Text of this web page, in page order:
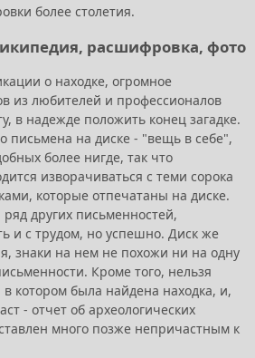
более столетия.
расшифровка, фото
о находке, огромное
из любителей и профессионалов
в надежде положить конец загадке.
письмена на диске - "вещь в себе",
более нигде, так что
изворачиваться с теми сорока
которые отпечатаны на диске.
других письменностей,
и с трудом, но успешно. Диск же
знаки на нем не похожи ни на одну
Кроме того, нельзя
котором была найдена находка, и,
- отчет об археологических
много позже непричастным к